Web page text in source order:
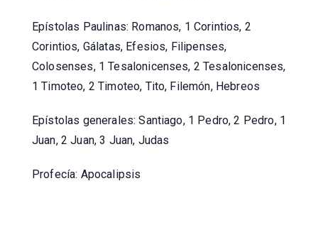
Epístolas Paulinas: Romanos, 1 Corintios, 2
Corintios, Gálatas, Efesios, Filipenses,
Colosenses, 1 Tesalonicenses, 2 Tesalonicenses,
1 Timoteo, 2 Timoteo, Tito, Filemón, Hebreos
Epístolas generales: Santiago, 1 Pedro, 2 Pedro, 1
Juan, 2 Juan, 3 Juan, Judas
Profecía: Apocalipsis